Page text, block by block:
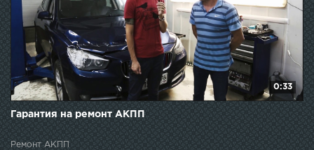
0:33
Гарантия на ремонт АКПП
Ремонт АКПП